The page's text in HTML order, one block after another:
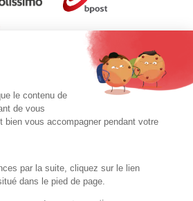
le contenu de
de vous
bien vous accompagner pendant votre
par la suite, cliquez sur le lien
dans le pied de page.